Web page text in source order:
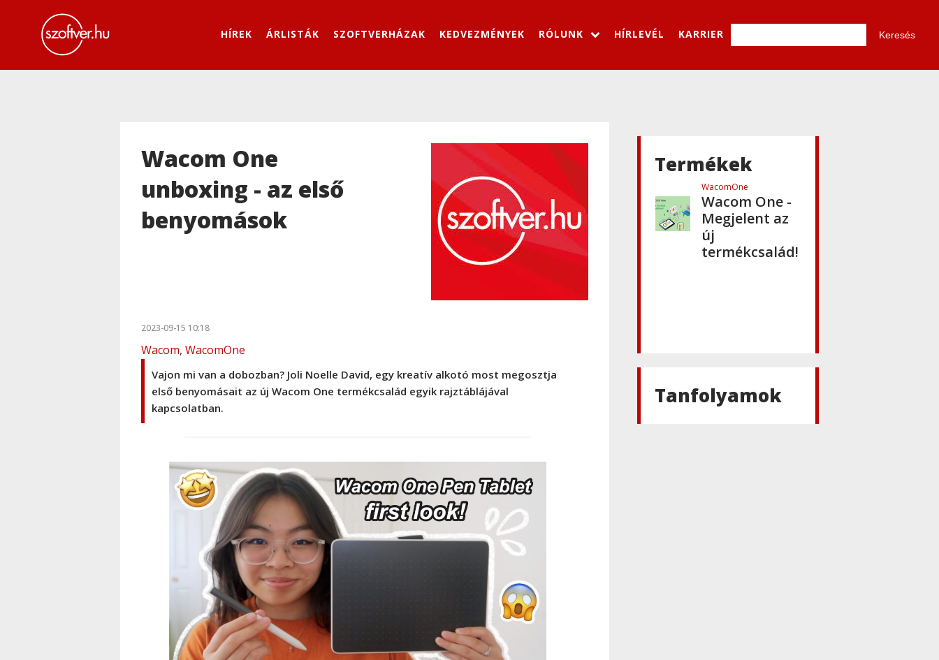
HÍREK ÁRLISTÁK SZOFTVERHÁZAK KEDVEZMÉNYEK RÓLUNK HÍRLEVÉL KARRIER
Wacom One
unboxing - az első
benyomások
2023-09-15 10:18
Wacom, WacomOne
Vajon mi van a dobozban? Joli Noelle David, egy kreatív alkotó most megosztja
első benyomásait az új Wacom One termékcsalád egyik rajztáblájával
kapcsolatban.
Termékek
Hírek,Wacom
WacomOne
Wacom One -
Megjelent az
új
termékcsalád!
Tanfolyamok